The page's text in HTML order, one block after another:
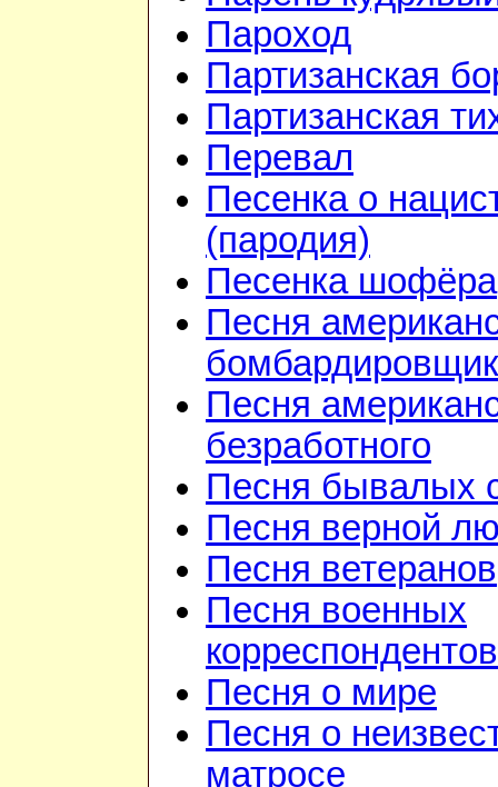
Пароход
Партизанская
Партизанская
Перевал
Песенка о
(пародия)
Песенка шофёра
Песня
Песня
безработного
Песня бывалых
Песня верной
Песня ветеранов
Песня военных
корреспондентов
Песня о мире
Песня о
матросе